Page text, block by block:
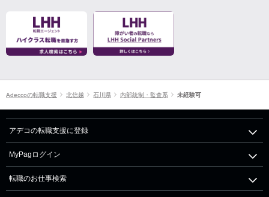
Adeccoの転職支援 北信越 石川県 内部統制・監査系 未経験可
アデコの転職支援に登録
MyPagログイン
転職のお仕事検索